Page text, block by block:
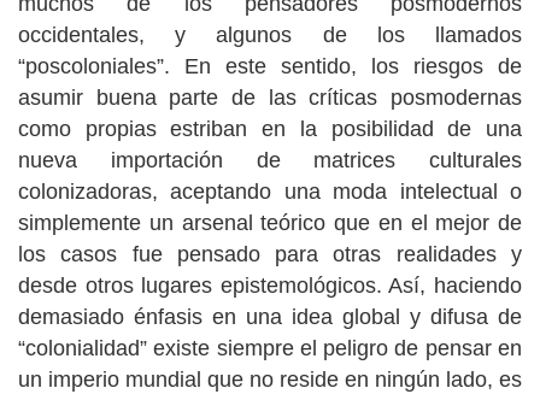
occidentales, y algunos de los llamados
“poscoloniales”. En este sentido, los riesgos de
asumir buena parte de las críticas posmodernas
como propias estriban en la posibilidad de una
nueva importación de matrices culturales
colonizadoras, aceptando una moda intelectual o
simplemente un arsenal teórico que en el mejor de
los casos fue pensado para otras realidades y
desde otros lugares epistemológicos. Así, haciendo
demasiado énfasis en una idea global y difusa de
“colonialidad” existe siempre el peligro de pensar en
un imperio mundial que no reside en ningún lado, es